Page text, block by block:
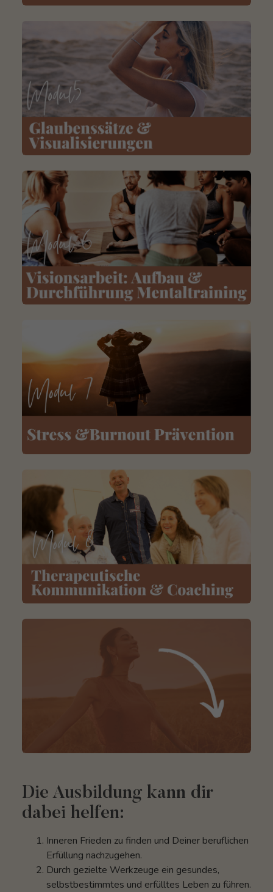
Die Ausbildung kann dir
dabei helfen:
Inneren Frieden zu finden und Deiner beruflichen
Erfüllung nachzugehen.
Durch gezielte Werkzeuge ein gesundes,
selbstbestimmtes und erfülltes Leben zu führen.